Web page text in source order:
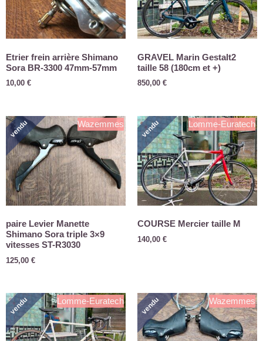
Etrier frein arrière Shimano
Sora BR-3300 47mm-57mm
10,00 €
GRAVEL Marin Gestalt2
taille 58 (180cm et +)
850,00 €
Wazemmes
vendu
paire Levier Manette
Shimano Sora triple 3×9
vitesses ST-R3030
125,00 €
Lomme-Euratech
vendu
COURSE Mercier taille M
140,00 €
Lomme-Euratech
vendu Wazemmes
vendu